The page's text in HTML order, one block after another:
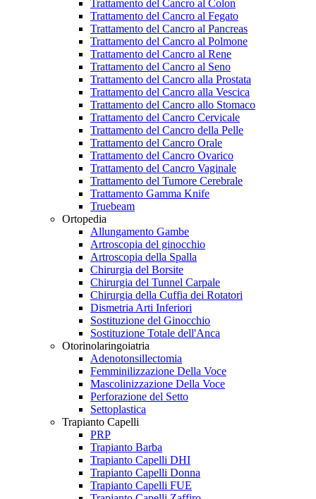
Trattamento del Cancro al Colon
Trattamento del Cancro al Fegato
Trattamento del Cancro al Pancreas
Trattamento del Cancro al Polmone
Trattamento del Cancro al Rene
Trattamento del Cancro al Seno
Trattamento del Cancro alla Prostata
Trattamento del Cancro alla Vescica
Trattamento del Cancro allo Stomaco
Trattamento del Cancro Cervicale
Trattamento del Cancro della Pelle
Trattamento del Cancro Orale
Trattamento del Cancro Ovarico
Trattamento del Cancro Vaginale
Trattamento del Tumore Cerebrale
Trattamento Gamma Knife
Truebeam
Ortopedia
Allungamento Gambe
Artroscopia del ginocchio
Artroscopia della Spalla
Chirurgia del Borsite
Chirurgia del Tunnel Carpale
Chirurgia della Cuffia dei Rotatori
Dismetria Arti Inferiori
Sostituzione del Ginocchio
Sostituzione Totale dell'Anca
Otorinolaringoiatria
Adenotonsillectomia
Femminilizzazione Della Voce
Mascolinizzazione Della Voce
Perforazione del Setto
Settoplastica
Trapianto Capelli
PRP
Trapianto Barba
Trapianto Capelli DHI
Trapianto Capelli Donna
Trapianto Capelli FUE